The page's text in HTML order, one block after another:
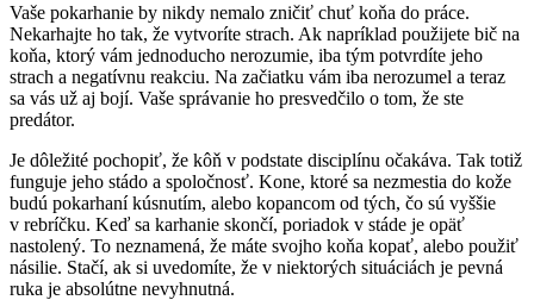
Vaše pokarhanie by nikdy nemalo zničiť chuť koňa do práce.
Nekarhajte ho tak, že vytvoríte strach. Ak napríklad použijete bič na
koňa, ktorý vám jednoducho nerozumie, iba tým potvrdíte jeho
strach a negatívnu reakciu. Na začiatku vám iba nerozumel a teraz
sa vás už aj bojí. Vaše správanie ho presvedčilo o tom, že ste
predátor.
Je dôležité pochopiť, že kôň v podstate disciplínu očakáva. Tak totiž
funguje jeho stádo a spoločnosť. Kone, ktoré sa nezmestia do kože
budú pokarhaní kúsnutím, alebo kopancom od tých, čo sú vyššie
v rebríčku. Keď sa karhanie skončí, poriadok v stáde je opäť
nastolený. To neznamená, že máte svojho koňa kopať, alebo použiť
násilie. Stačí, ak si uvedomíte, že v niektorých situáciách je pevná
ruka je absolútne nevyhnutná.